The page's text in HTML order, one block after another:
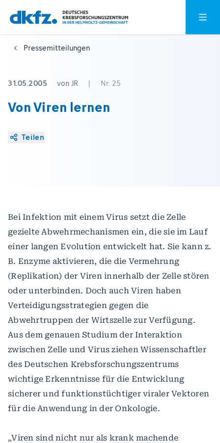
Zum
Hauptinhalt
springen
Zur
Fußzeile
springen
Pressemitteilungen
31.05.2005 von JR | Nr. 25
Von Viren lernen
Teilen
Bei Infektion mit einem Virus setzt die Zelle
gezielte Abwehrmechanismen ein, die sie im Lauf
einer langen Evolution entwickelt hat. Sie kann z.
B. Enzyme aktivieren, die die Vermehrung
(Replikation) der Viren innerhalb der Zelle stören
oder unterbinden. Doch auch Viren haben
Verteidigungsstrategien gegen die
Abwehrtruppen der Wirtszelle zur Verfügung.
Aus dem genauen Studium der Interaktion
zwischen Zelle und Virus ziehen Wissenschaftler
des Deutschen Krebsforschungszentrums
wichtige Erkenntnisse für die Entwicklung
sicherer und funktionstüchtiger viraler Vektoren
für die Anwendung in der Onkologie.
„Viren sind nicht nur als krank machende